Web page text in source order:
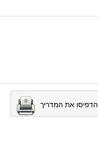
הדפיסו את המדריך